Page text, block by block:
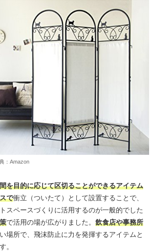
：Amazon
を目的に応じて区切ることができるアイテム
で衝立（ついたて）として設置することで、
スペースづくりに活用するのが一般的でした
で活用の場が広がりました。 飲食店や事務所
場所で、飛沫防止に力を発揮するアイテムと
。